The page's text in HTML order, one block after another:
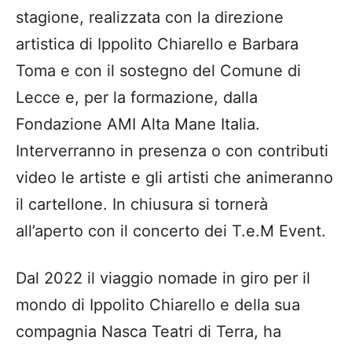
stagione, realizzata con la direzione
artistica di Ippolito Chiarello e Barbara
Toma e con il sostegno del Comune di
Lecce e, per la formazione, dalla
Fondazione AMI Alta Mane Italia.
Interverranno in presenza o con contributi
video le artiste e gli artisti che animeranno
il cartellone. In chiusura si tornerà
all’aperto con il concerto dei T.e.M Event.
Dal 2022 il viaggio nomade in giro per il
mondo di Ippolito Chiarello e della sua
compagnia Nasca Teatri di Terra, ha